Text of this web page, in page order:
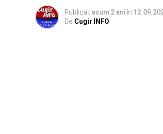
Publicat acum 2 aniîn
De Cugir INFO